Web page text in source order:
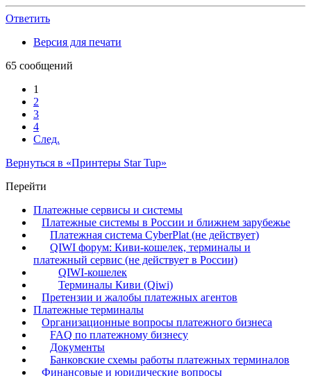
Ответить
Версия для печати
65 сообщений
1
2
3
4
След.
Вернуться в «Принтеры Star Tup»
Перейти
Платежные сервисы и системы
Платежные системы в России и ближнем зарубежье
Платежная система CyberPlat (не действует)
QIWI форум: Киви-кошелек, терминалы и
платежный сервис (не действует в России)
QIWI-кошелек
Терминалы Киви (Qiwi)
Претензии и жалобы платежных агентов
Платежные терминалы
Организационные вопросы платежного бизнеса
FAQ по платежному бизнесу
Документы
Банковские схемы работы платежных терминалов
Финансовые и юридические вопросы